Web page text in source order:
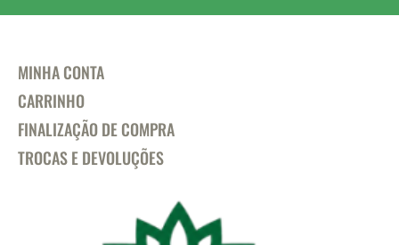
MINHA CONTA
CARRINHO
FINALIZAÇÃO DE COMPRA
TROCAS E DEVOLUÇÕES